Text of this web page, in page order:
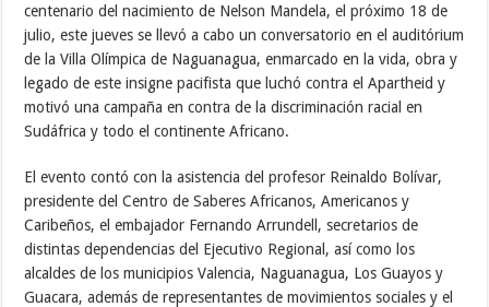
centenario del nacimiento de Nelson Mandela, el próximo 18 de
julio, este jueves se llevó a cabo un conversatorio en el auditórium
de la Villa Olímpica de Naguanagua, enmarcado en la vida, obra y
legado de este insigne pacifista que luchó contra el Apartheid y
motivó una campaña en contra de la discriminación racial en
Sudáfrica y todo el continente Africano.
El evento contó con la asistencia del profesor Reinaldo Bolívar,
presidente del Centro de Saberes Africanos, Americanos y
Caribeños, el embajador Fernando Arrundell, secretarios de
distintas dependencias del Ejecutivo Regional, así como los
alcaldes de los municipios Valencia, Naguanagua, Los Guayos y
Guacara, además de representantes de movimientos sociales y el